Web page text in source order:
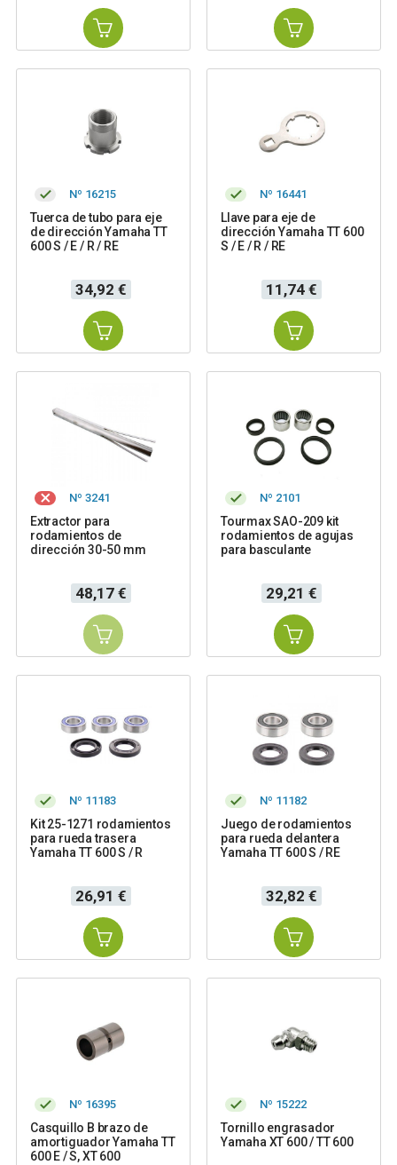
Nº 16215
Tuerca de tubo para eje
de dirección Yamaha TT
600 S / E / R / RE
Precio
34,92 €
Nº 16441
Llave para eje de
dirección Yamaha TT 600
S / E / R / RE
Precio
11,74 €
Nº 3241
Extractor para
rodamientos de
dirección 30-50 mm
Precio
48,17 €
Nº 2101
Tourmax SAO-209 kit
rodamientos de agujas
para basculante
Precio
29,21 €
Nº 11183
Kit 25-1271 rodamientos
para rueda trasera
Yamaha TT 600 S / R
Precio
26,91 €
Nº 11182
Juego de rodamientos
para rueda delantera
Yamaha TT 600 S / RE
Precio
32,82 €
Nº 16395
Casquillo B brazo de
amortiguador Yamaha TT
600 E / S, XT 600
Nº 15222
Tornillo engrasador
Yamaha XT 600 / TT 600